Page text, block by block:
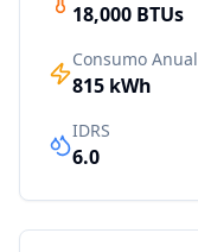
18,000 BTUs
Consumo Anual
815 kWh
IDRS
6.0